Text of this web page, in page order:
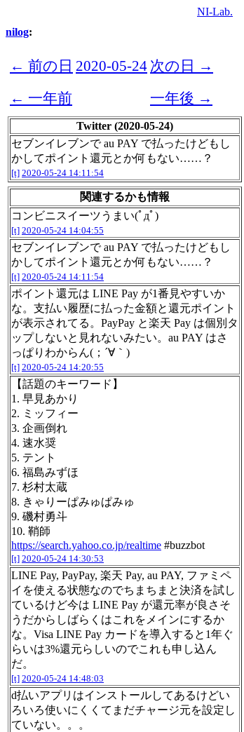
NI-Lab.
nilog:
← 前の日 2020-05-24 次の日 →
← 一年前
一年後 →
Twitter (2020-05-24)
セブンイレブンで au PAY で払ったけどもし
かしてポイント還元とか何もない……？
[t] 2020-05-24 14:11:54
関連するかも情報
コンビニスイーツうまい(ﾟдﾟ)
[t] 2020-05-24 14:04:55
セブンイレブンで au PAY で払ったけどもし
かしてポイント還元とか何もない……？
[t] 2020-05-24 14:11:54
ポイント還元は LINE Pay が1番見やすいか
な。支払い履歴に払った金額と還元ポイント
が表示されてる。PayPay と楽天 Pay は個別タ
ップしないと見れないみたい。au PAY はさ
っぱりわからん(；´∀｀)
[t] 2020-05-24 14:20:55
【話題のキーワード】
1. 早見あかり
2. ミッフィー
3. 企画倒れ
4. 速水奨
5. テント
6. 福島みずほ
7. 杉村太蔵
8. きゃりーぱみゅぱみゅ
9. 磯村勇斗
10. 鞘師
https://search.yahoo.co.jp/realtime #buzzbot
[t] 2020-05-24 14:30:53
LINE Pay, PayPay, 楽天 Pay, au PAY, ファミペ
イを使える状態なのでちまちまと決済を試し
ているけど今は LINE Pay が還元率が良さそ
うだからしばらくはこれをメインにするか
な。Visa LINE Pay カードを導入すると1年ぐ
らいは3%還元らしいのでこれも申し込ん
だ。
[t] 2020-05-24 14:48:03
d払いアプリはインストールしてあるけどい
ろいろ使いにくくてまだチャージ元を設定し
ていない。。。